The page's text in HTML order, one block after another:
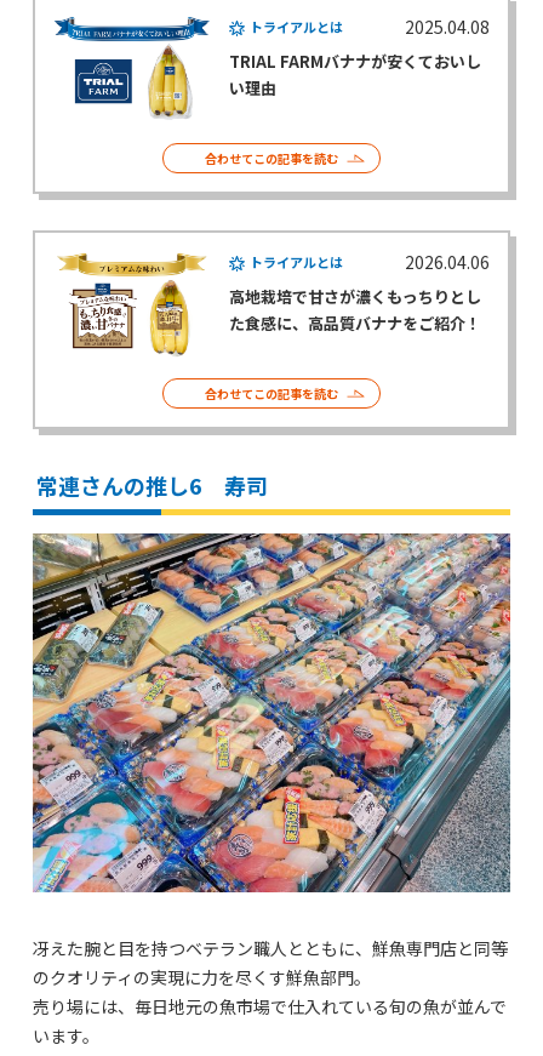
トライアルとは 2025.04.08
TRIAL FARMバナナが安くておいし
い理由
合わせてこの記事を読む
トライアルとは 2026.04.06
高地栽培で甘さが濃くもっちりとし
た食感に、高品質バナナをご紹介！
合わせてこの記事を読む
常連さんの推し6 寿司
冴えた腕と目を持つベテラン職人とともに、鮮魚専門店と同等
のクオリティの実現に力を尽くす鮮魚部門。
売り場には、毎日地元の魚市場で仕入れている旬の魚が並んで
います。